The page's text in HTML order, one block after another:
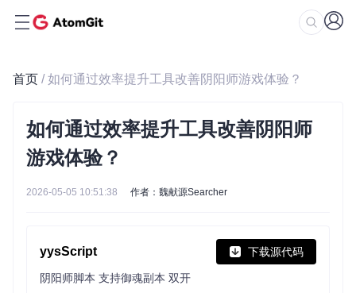
首页 / 如何通过效率提升工具改善阴阳师游戏体验？
如何通过效率提升工具改善阴阳师
游戏体验？
2026-05-05 10:51:38 作者：魏献源Searcher
yysScript 下载源代码
阴阳师脚本 支持御魂副本 双开